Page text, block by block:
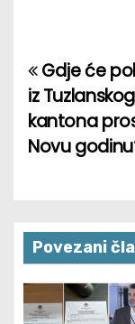
P
o
s
n
a
v
Gdje će
iz Tuzlanskog
kantona
Novu
Povezani